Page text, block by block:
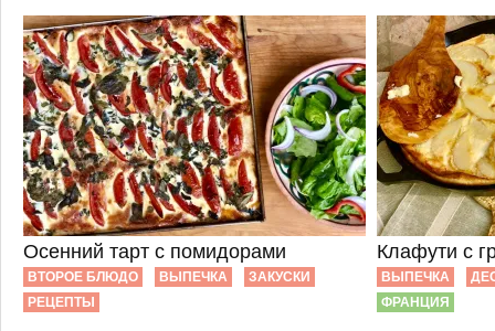
Осенний тарт с помидорами
ВТОРОЕ БЛЮДО ВЫПЕЧКА
ЗАКУСКИ
РЕЦЕПТЫ
Клафути с
ВЫПЕЧКА
ФРАНЦИЯ